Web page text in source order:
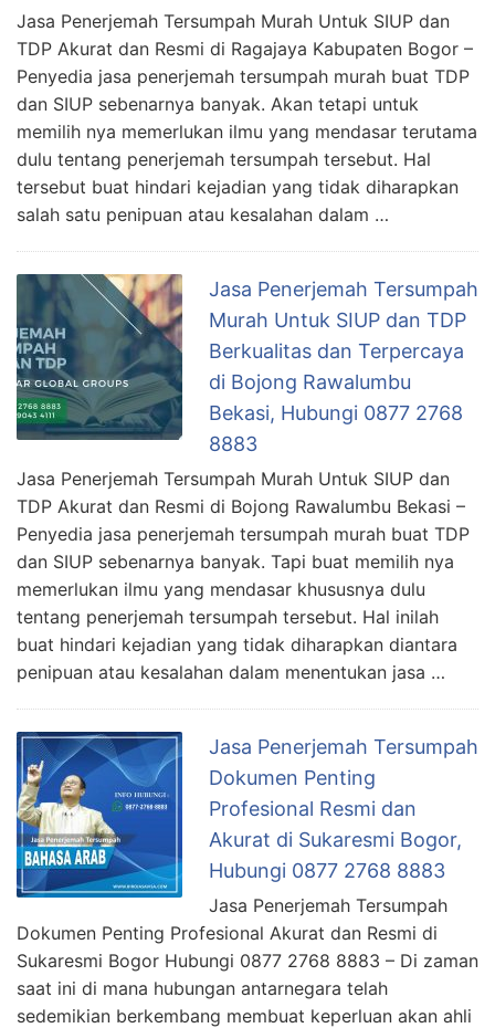
Jasa Penerjemah Tersumpah Murah Untuk SIUP dan
TDP Akurat dan Resmi di Ragajaya Kabupaten Bogor –
Penyedia jasa penerjemah tersumpah murah buat TDP
dan SIUP sebenarnya banyak. Akan tetapi untuk
memilih nya memerlukan ilmu yang mendasar terutama
dulu tentang penerjemah tersumpah tersebut. Hal
tersebut buat hindari kejadian yang tidak diharapkan
salah satu penipuan atau kesalahan dalam …
Jasa Penerjemah Tersumpah
Murah Untuk SIUP dan TDP
Berkualitas dan Terpercaya
di Bojong Rawalumbu
Bekasi, Hubungi 0877 2768
8883
Jasa Penerjemah Tersumpah Murah Untuk SIUP dan
TDP Akurat dan Resmi di Bojong Rawalumbu Bekasi –
Penyedia jasa penerjemah tersumpah murah buat TDP
dan SIUP sebenarnya banyak. Tapi buat memilih nya
memerlukan ilmu yang mendasar khususnya dulu
tentang penerjemah tersumpah tersebut. Hal inilah
buat hindari kejadian yang tidak diharapkan diantara
penipuan atau kesalahan dalam menentukan jasa …
Jasa Penerjemah Tersumpah
Dokumen Penting
Profesional Resmi dan
Akurat di Sukaresmi Bogor,
Hubungi 0877 2768 8883
Jasa Penerjemah Tersumpah
Dokumen Penting Profesional Akurat dan Resmi di
Sukaresmi Bogor Hubungi 0877 2768 8883 – Di zaman
saat ini di mana hubungan antarnegara telah
sedemikian berkembang membuat keperluan akan ahli